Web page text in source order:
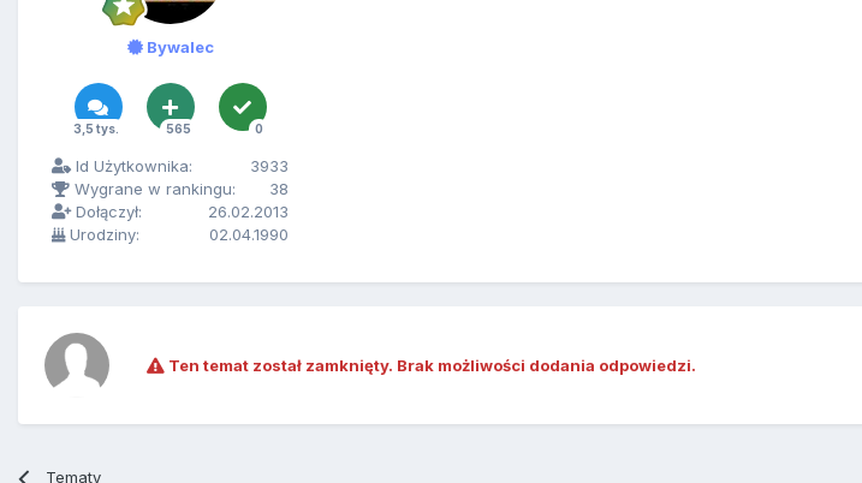
Bywalec
3,5 tys. 565 0
Id Użytkownika:
3933
Wygrane w rankingu:
38
Dołączył:
26.02.2013
Urodziny:
02.04.1990
Ten temat został zamknięty. Brak możliwości dodania odpowiedzi.
Tematy